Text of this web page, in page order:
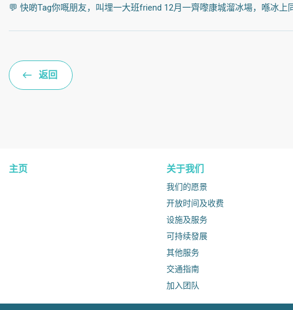
💬 快啲Tag你嘅朋友，叫埋一大班friend 12月一齊嚟康城溜冰場，喺冰上
返回
主页 关于我们
我们的愿景
开放时间及收费
设施及服务
可持续發展
其他服务
交通指南
加入团队